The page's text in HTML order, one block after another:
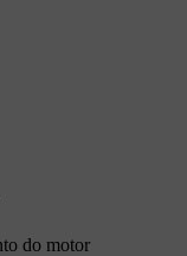
do motor